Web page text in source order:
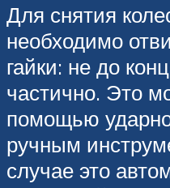
Для снятия
необходимо
гайки: не до
частично. Это
помощью
ручным
случае это